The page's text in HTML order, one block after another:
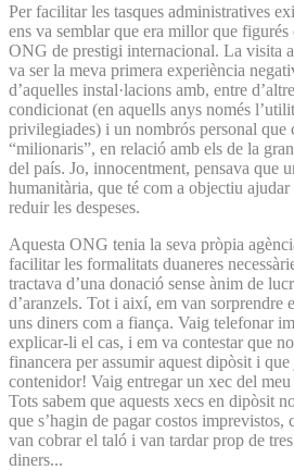
Per facilitar les tasques administratives
ens va semblar que era millor que
ONG de prestigi internacional. La visita
va ser la meva primera experiència
d’aquelles instal·lacions amb, entre
condicionat (en aquells anys només
privilegiades) i un nombrós personal que
“milionaris”, en relació amb els de la
del país. Jo, innocentment, pensava que
humanitària, que té com a objectiu ajudar
reduir les despeses.
Aquesta ONG tenia la seva pròpia
facilitar les formalitats duaneres
tractava d’una donació sense ànim de
d’aranzels. Tot i així, em van sorprendre
uns diners com a fiança. Vaig telefonar
explicar-li el cas, i em va contestar que
financera per assumir aquest dipòsit i
contenidor! Vaig entregar un xec del
Tots sabem que aquests xecs en dipòsit
que s’hagin de pagar costos imprevistos,
van cobrar el taló i van tardar prop de
diners...